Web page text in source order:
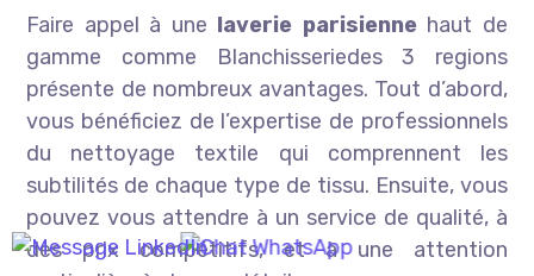
Faire appel à une laverie parisienne haut de
gamme comme Blanchisseriedes 3 regions
présente de nombreux avantages. Tout d’abord,
vous bénéficiez de l’expertise de professionnels
du nettoyage textile qui comprennent les
subtilités de chaque type de tissu. Ensuite, vous
pouvez vous attendre à un service de qualité, à
des prix compétitifs, et à une attention